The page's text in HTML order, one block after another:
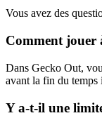
Vous avez des
Comment jouer
Dans Gecko Out,
avant la fin du temps
Y a-t-il une